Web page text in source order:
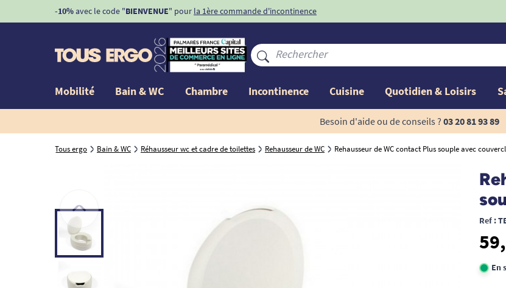
-10%avec le code "BIENVENUE" pour la 1ère commande d'incontinence
Mobilité Bain & WC Chambre Incontinence Cuisine Quotidien & Loisirs
Besoin d'aide ou de conseils ? 03 20 81 93 89
Tous ergo Bain & WC Réhausseur wc et cadre de toilettes Rehausseur de WC Rehausseur de WC contact Plus souple avec
Ref :
En